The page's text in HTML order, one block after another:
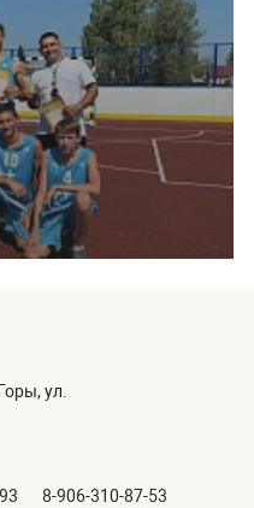
ул.
8-906-310-87-53